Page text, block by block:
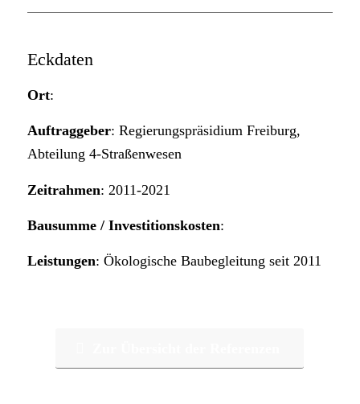
Eckdaten
Ort:
Auftraggeber: Regierungspräsidium Freiburg,
Abteilung 4-Straßenwesen
Zeitrahmen: 2011-2021
Bausumme / Investitionskosten:
Leistungen: Ökologische Baubegleitung seit 2011